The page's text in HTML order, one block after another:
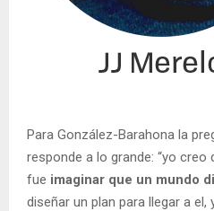
Para González-Barahona la
responde a lo grande: “yo creo
fue imaginar que un mundo
diseñar un plan para llegar a